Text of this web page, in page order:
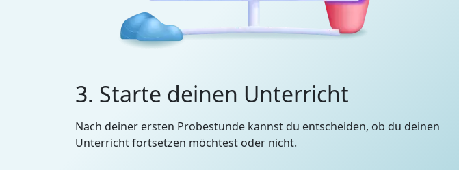
3. Starte deinen Unterricht
Nach deiner ersten Probestunde kannst du entscheiden, ob du deinen
Unterricht fortsetzen möchtest oder nicht.